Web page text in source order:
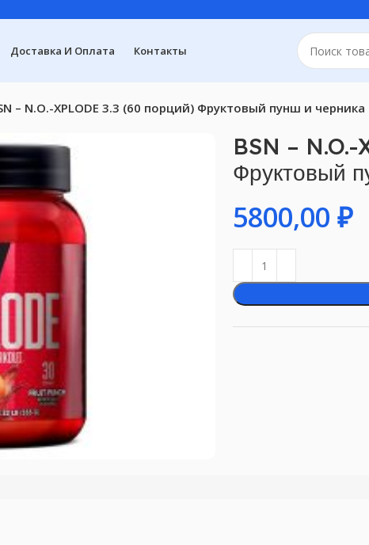
Доставка И Оплата Контакты
– N.O.-XPLODE 3.3 (60 порций) Фруктовый пунш и черника
BSN – N.O.-
Фруктовый
₽